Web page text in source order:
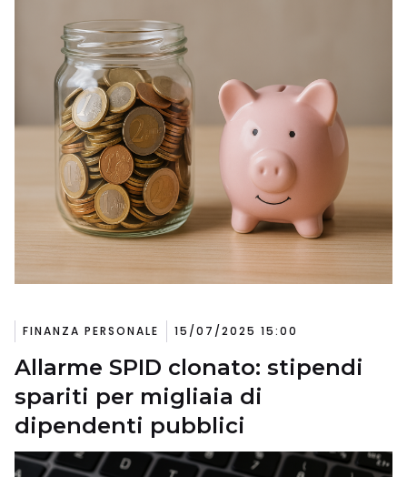
FINANZA PERSONALE 15/07/2025 15:00
Allarme SPID clonato: stipendi
spariti per migliaia di
dipendenti pubblici